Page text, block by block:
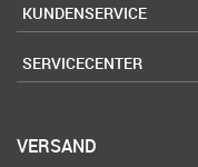
KUNDENSERVICE
SERVICECENTER
VERSAND